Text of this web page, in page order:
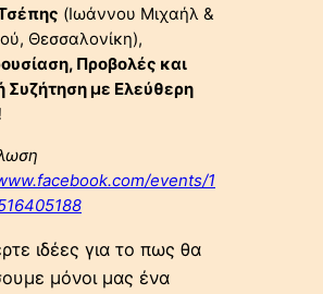
(Ιωάννου Μιχαήλ &
Θεσσαλονίκη),
Προβολές και
Συζήτηση με Ελεύθερη
events/1
ιδέες για το πως θα
μόνοι μας ένα